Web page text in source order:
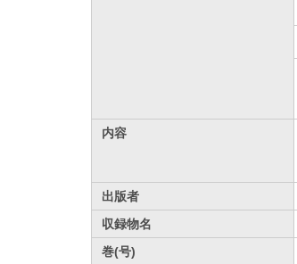
内容
出版者
収録物名
巻(号)